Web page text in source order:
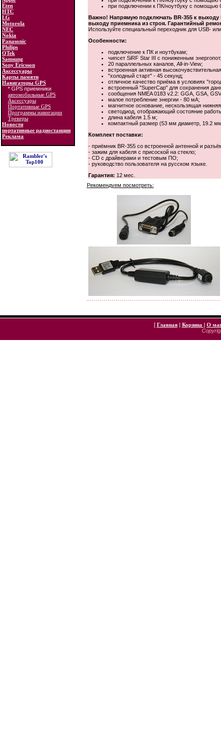
Eten
HTC
LG
Motorola
NEC
Nokia
Panasonic
Philips
QTek
Samsung
Sony Ericsson
Аксессуары
Карты памяти
Навигаторы GPS
* GPS приемники
автомобильные GPS
Аксессуары
Портативные GPS
Программы навигации
Трекеры
Новости
портативные радиостанции
Реклама
при подключении к ПК/ноутбуку с помощью
Важно! Напрямую подключать BR-355 к выходу
выходу приемника из строя. Гарантийный
Используйте специальный переходник для USB-
Особенности:
подключение к ПК и ноутбукам;
чипсет SiRF Star III с пониженным
20 параллельных каналов, All-in-View;
встроенная активная
"холодный старт" - 45 секунд;
отличное качество приёма в условиях
встроенный "SuperCap" для сохранения
сообщения NMEA 0183 v2.2: GGA, GSA,
малое потребление энергии - 80 мА;
магнитное основание, нескользящая
светодиод, отображающий состояние
длина кабеля 1.5 м;
компактный размер (53 мм диаметр, 19.2
Комплект поставки:
- приёмник BR-355 со встроенной антенной и
- зажим для кабеля с присоской на стекло;
- CD с драйверами и тестовым ПО;
- руководство пользователя на русском языке.
Гарантия: 12 мес.
Рекомендуем посмотреть:
[ Главная| Корзина | О